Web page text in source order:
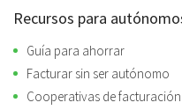
Recursos para
Guía para ahorrar
Facturar sin ser autónomo
Cooperativas de facturación